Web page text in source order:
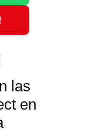
las
en